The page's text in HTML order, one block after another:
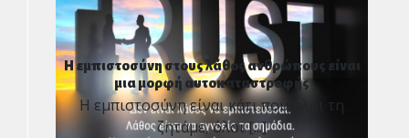
Η εμπιστοσύνη στους λάθος ανθρώπους είναι
μια μορφή αυτοκαταστροφής
Η εμπιστοσύνη είναι κάτι που όλοι τη
ζητάμε, όλοι [...]